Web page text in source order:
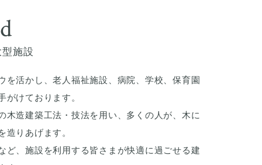
施設
を活かし、老人福祉施設、病院、学校、保育園
がけております。
木造建築工法・技法を用い、多くの人が、木に
造りあげます。
ど、施設を利用する皆さまが快適に過ごせる建